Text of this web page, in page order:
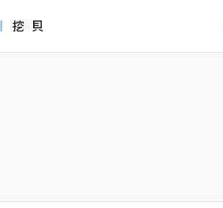
群眾集資 / 群眾募資平台